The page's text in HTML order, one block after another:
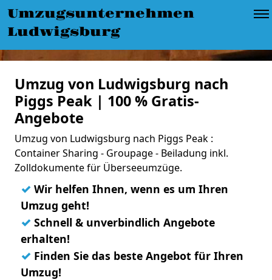
Umzugsunternehmen
Ludwigsburg
Umzug von Ludwigsburg nach
Piggs Peak | 100 % Gratis-
Angebote
Umzug von Ludwigsburg nach Piggs Peak :
Container Sharing - Groupage - Beiladung inkl.
Zolldokumente für Überseeumzüge.
✓ Wir helfen Ihnen, wenn es um Ihren
Umzug geht!
✓ Schnell & unverbindlich Angebote
erhalten!
✓ Finden Sie das beste Angebot für Ihren
Umzug!